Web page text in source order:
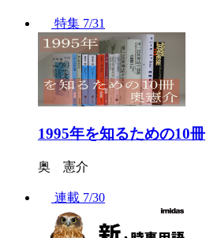
特集 7/31
1995年を知るための10冊
奥 憲介
連載 7/30